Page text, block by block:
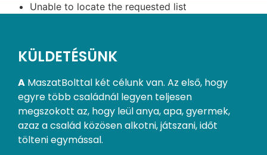
Unable to locate the requested list
KÜLDETÉSÜNK
A MaszatBolttal két célunk van. Az első, hogy
egyre több családnál legyen teljesen
megszokott az, hogy leül anya, apa, gyermek,
azaz a család közösen alkotni, játszani, időt
tölteni egymással.